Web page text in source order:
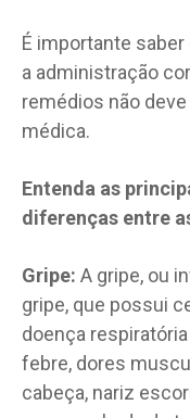
É importante
a administração
remédios não
médica.
Entenda as
diferenças entre
Gripe: A gripe, ou
gripe, que possui
doença
febre, dores
cabeça, nariz